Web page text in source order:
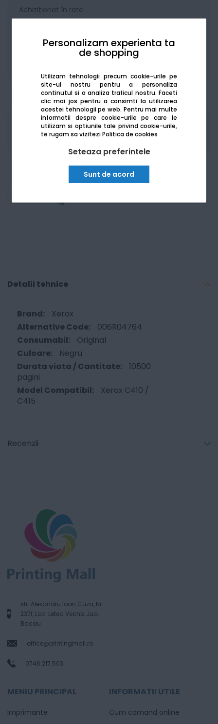
Personalizam experienta ta
de shopping
Utilizam tehnologii precum cookie-urile pe
site-ul nostru pentru a personaliza
continutul si a analiza traficul nostru. Faceti
clic mai jos pentru a consimti la utilizarea
acestei tehnologii pe web. Pentru mai multe
informatii despre cookie-urile pe care le
utilizam si optiunile tale privind cookie-urile,
te rugam sa viziteziPolitica de cookies
Seteaza preferintele
Sunt de acord
Achiziționat în rate
Produsele sunt disponibile pe platforma de
achizitii publiceSEAP/SICAP
Detalii tehnice
Xerox
006R04764
Original
Negru
10500
pagini
Xerox C410 /
C415
Recenzii
str. Alexandru Ioan Cuza, Nr.
237f, Loc. Letea Veche, Jud.
Bacau
office@printingmall.ro
0746.217.503
MENIU PRINCIPAL
Imprimante
INFORMATII UTILE
Cum comand online